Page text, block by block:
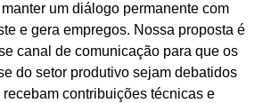
um diálogo permanente com
e gera empregos. Nossa proposta é
canal de comunicação para que os
do setor produtivo sejam debatidos
contribuições técnicas e